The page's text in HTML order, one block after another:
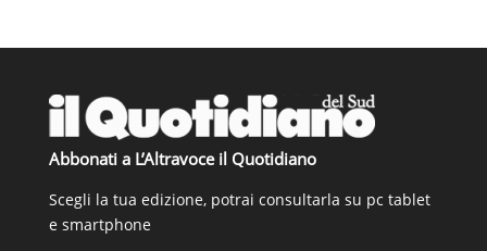
Abbonati a L’Altravoce il Quotidiano
Scegli la tua edizione, potrai consultarla su pc tablet
e smartphone